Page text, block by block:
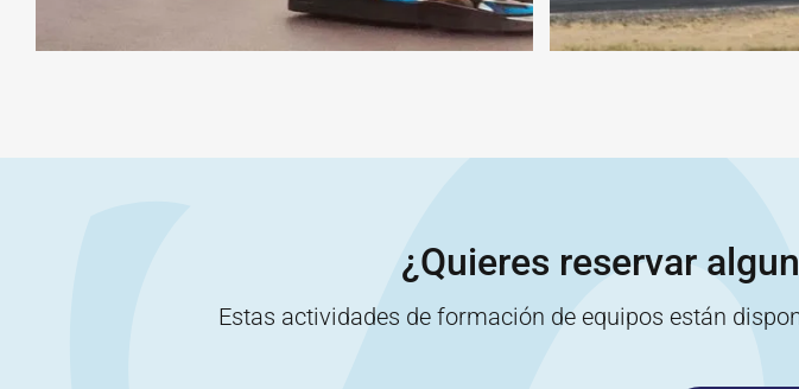
¿Quieres reservar
Estas actividades de formación de equipos están